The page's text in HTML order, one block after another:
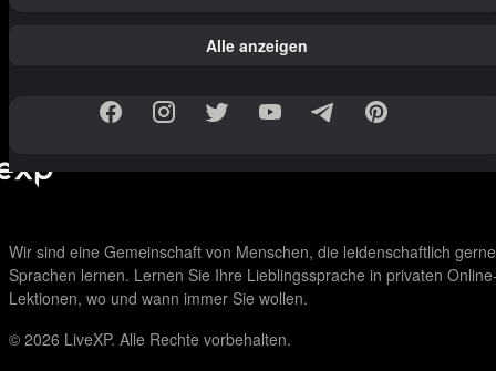
Alle anzeigen
Wir sind eine Gemeinschaft von Menschen, die leidenschaftlich gerne
Sprachen lernen. Lernen Sie Ihre Lieblingssprache in privaten
Lektionen, wo und wann immer Sie wollen.
© 2026 LiveXP. Alle Rechte vorbehalten.